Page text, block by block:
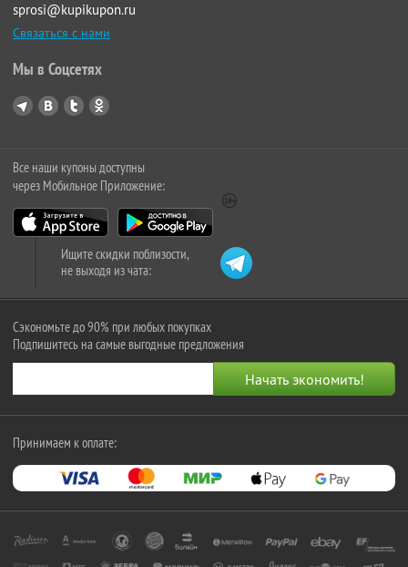
sprosi@kupikupon.ru
Связаться с нами
Мы в Соцсетях
Все наши купоны доступны
через Мобильное Приложение:
Ищите скидки поблизости,
не выходя из чата:
Сэкономьте до 90% при любых покупках
Подпишитесь на самые выгодные предложения
Принимаем к оплате: